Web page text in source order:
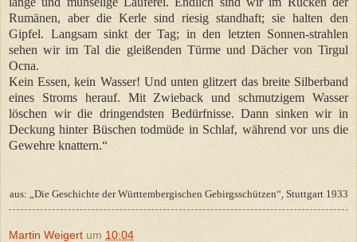
Rumänen, aber die Kerle sind riesig standhaft; sie halten den
Gipfel. Langsam sinkt der Tag; in den letzten Sonnen-strahlen
sehen wir im Tal die gleißenden Türme und Dächer von Tirgul
Ocna.
Kein Essen, kein Wasser! Und unten glitzert das breite Silberband
eines Stroms herauf. Mit Zwieback und schmutzigem Wasser
löschen wir die dringendsten Bedürfnisse. Dann sinken wir in
Deckung hinter Büschen todmüde in Schlaf, während vor uns die
Gewehre knattern.“
aus: „Die Geschichte der Württembergischen Gebirgsschützen“ׅ, Stuttgart 1933
Martin Weigert um 10:04